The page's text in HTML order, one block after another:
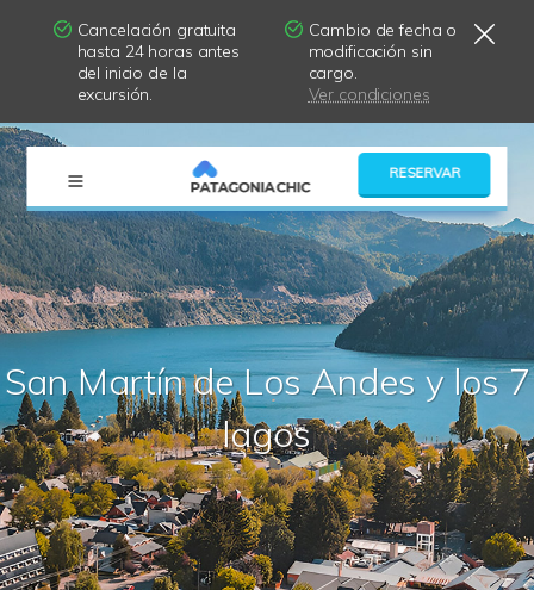
Cancelación gratuita
hasta 24 horas antes
del inicio de la
excursión.
Cambio de fecha o
modificación sin
cargo.
Ver condiciones
RESERVAR
×
San Martín de Los Andes y los 7
lagos